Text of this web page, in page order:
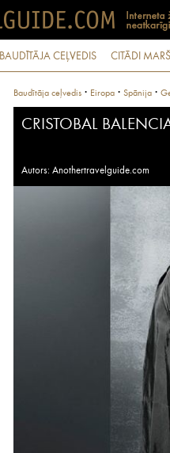
BAUDĪTĀJA CEĻVEDIS CITĀDI
Baudītāja ceļvedis · Eiropa · Spānija ·
CRISTOBAL
Autors: Anothertravelguide.com